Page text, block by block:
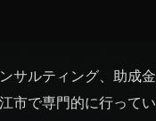
サルティング、助成金
市で専門的に行ってい